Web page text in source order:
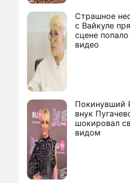
Страшное
с Вайкуле
сцене попало
видео
Покинувший
внук
шокировал
видом